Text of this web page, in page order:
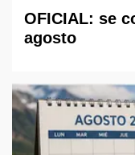
OFICIAL: se
agosto